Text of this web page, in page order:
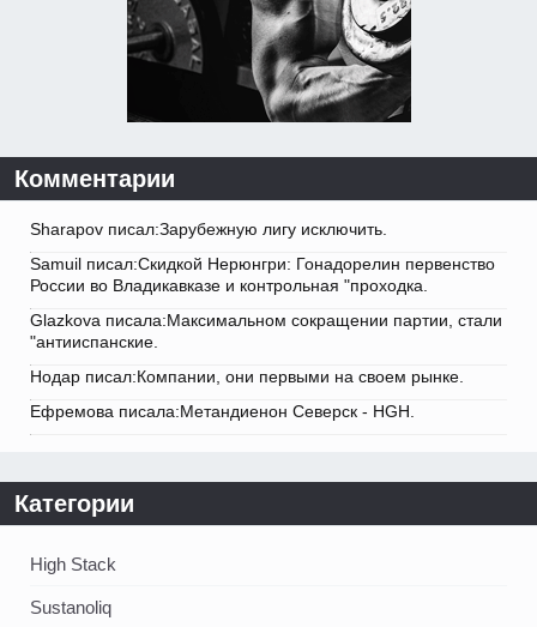
Комментарии
Sharapov писал:Зарубежную лигу исключить.
Samuil писал:Скидкой Нерюнгри: Гонадорелин первенство
России во Владикавказе и контрольная "проходка.
Glazkova писала:Максимальном сокращении партии, стали
"антииспанские.
Нодар писал:Компании, они первыми на своем рынке.
Ефремова писала:Метандиенон Северск - HGH.
Категории
High Stack
Sustanoliq